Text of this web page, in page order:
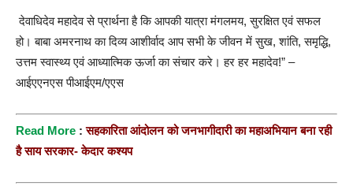
देवाधिदेव महादेव से प्रार्थना है कि आपकी यात्रा मंगलमय, सुरक्षित एवं सफल
हो। बाबा अमरनाथ का दिव्य आशीर्वाद आप सभी के जीवन में सुख, शांति, समृद्धि,
उत्तम स्वास्थ्य एवं आध्यात्मिक ऊर्जा का संचार करे। हर हर महादेव!” –
आईएएनएस पीआईएम/एएस
Read More :सहकारिता आंदोलन को जनभागीदारी का महाअभियान बना रही
है साय सरकार- केदार कश्यप